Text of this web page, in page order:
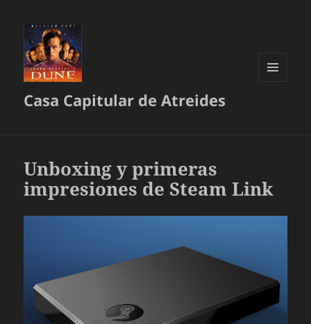
Casa Capitular de Atreides
Unboxing y primeras
impresiones de Steam Link